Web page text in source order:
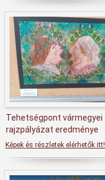
Tehetségpont vármegyei
rajzpályázat eredménye
Képek és részletek elérhetők itt!